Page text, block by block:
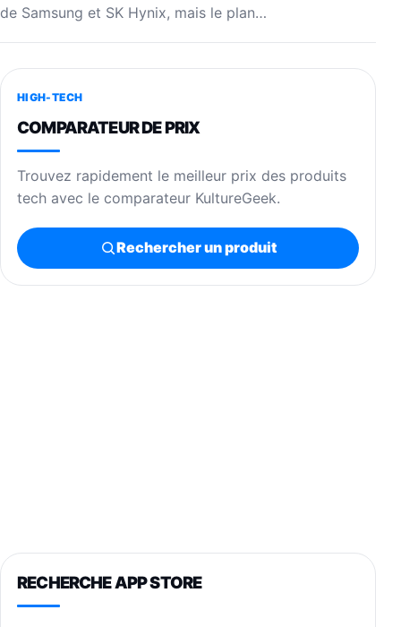
de Samsung et SK Hynix, mais le plan…
HIGH-TECH
COMPARATEUR DE PRIX
Trouvez rapidement le meilleur prix des produits
tech avec le comparateur KultureGeek.
Rechercher un produit
RECHERCHE APP STORE